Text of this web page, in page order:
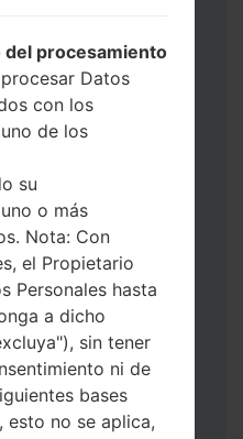
presionados la
el botón de Subir
presionadas las
Bajar volumen y
USB.
presionados la
el botón de Bajar
USB, luego
el botón de Bixby
presionados la
y el botón de Subir
del procesamiento
Datos
con los
de los
su
o más
Nota: Con
el Propietario
Personales hasta
a dicho
sin tener
ni de
bases
esto no se aplica,